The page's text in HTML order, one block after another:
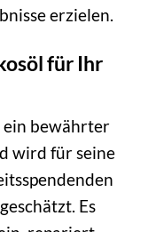
erzielen.
für Ihr
ein bewährter
wird für seine
Es